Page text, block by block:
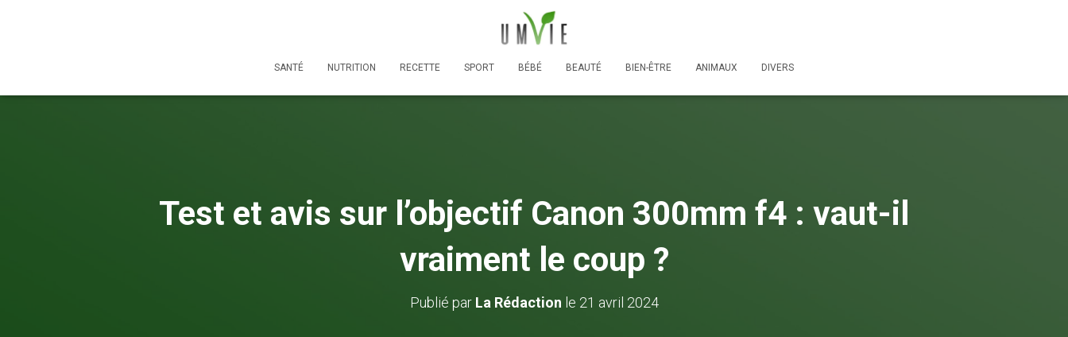
SANTÉ NUTRITION RECETTE SPORT BÉBÉ BEAUTÉ BIEN-ÊTRE ANIMAUX DIVERS
Test et avis sur l’objectif Canon 300mm f4 : vaut-il
vraiment le coup ?
Publié par La Rédaction le 21 avril 2024